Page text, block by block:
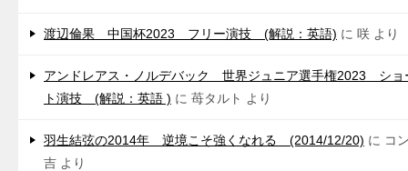
渡辺倫果 中国杯2023 フリー演技 (解説：英語) に 咲 より
アンドレアス・ノルデバック 世界ジュニア選手権2023 ショ
ト演技 (解説：英語 ) に 苺タルト より
羽生結弦の2014年 逆境こそ強くなれる (2014/12/20) に コ
吉 より